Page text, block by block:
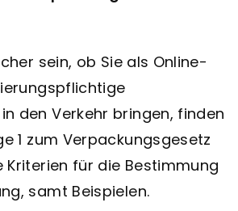
sein, ob Sie als Online-
den Verkehr bringen, finden
1 zum Verpackungsgesetz
für die Bestimmung
samt Beispielen.